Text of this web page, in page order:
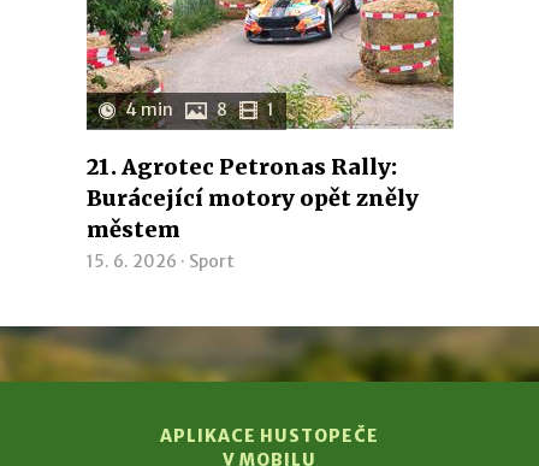
4 min 8 1
21. Agrotec Petronas Rally:
Burácející motory opět zněly
městem
15. 6. 2026 · Sport
APLIKACE HUSTOPEČE
V MOBILU